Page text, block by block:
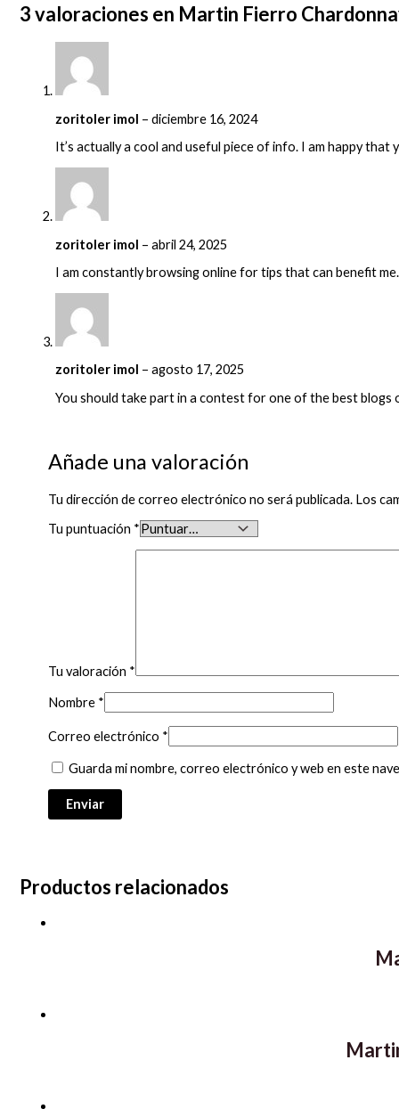
3 valoraciones en Martin Fierro
zoritoler imol – diciembre 16, 2024
It’s actually a cool and useful piece of info. I am happy
zoritoler imol – abril 24, 2025
I am constantly browsing online for tips that can benefit
zoritoler imol – agosto 17, 2025
You should take part in a contest for one of the best blogs
Añade una valoración
Tu dirección de correo electrónico no será publicada. Los
Tu puntuación *
Tu valoración *
Nombre *
Correo electrónico *
Guarda mi nombre, correo electrónico y web en este
Productos relacionados